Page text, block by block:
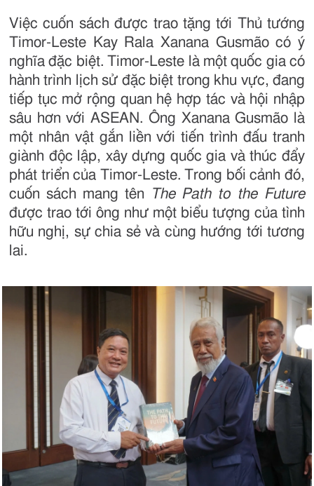
Việc cuốn sách được trao tặng tới Thủ tướng
Timor-Leste Kay Rala Xanana Gusmão có ý
nghĩa đặc biệt. Timor-Leste là một quốc gia có
hành trình lịch sử đặc biệt trong khu vực, đang
tiếp tục mở rộng quan hệ hợp tác và hội nhập
sâu hơn với ASEAN. Ông Xanana Gusmão là
một nhân vật gắn liền với tiến trình đấu tranh
giành độc lập, xây dựng quốc gia và thúc đẩy
phát triển của Timor-Leste. Trong bối cảnh đó,
cuốn sách mang tên
The Path to the Future
được trao tới ông như một biểu tượng của tình
hữu nghị, sự chia sẻ và cùng hướng tới tương
lai.